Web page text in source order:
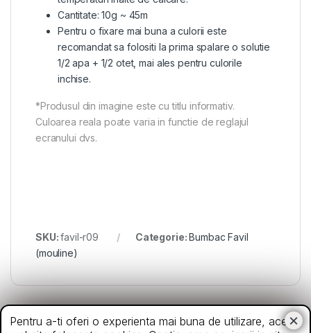
Cantitate: 10g ~ 45m
Pentru o fixare mai buna a culorii este
recomandat sa folositi la prima spalare o solutie
1/2 apa + 1/2 otet, mai ales pentru culorile
inchise.
*Produsul din imagine este cu titlu informativ.
Culoarea reala poate varia in functie de reglajul
ecranului dvs.
SKU:favil-r09 Categorie:Bumbac Favil
(mouline)
Pentru a-ti oferi o experienta mai buna de utilizare, acest